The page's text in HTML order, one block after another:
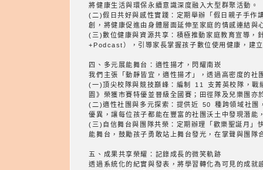
將健康生活與環保永續意識深度融入大型群聚活動。
(二)假日共好與感性實踐：定期舉辦「假日親子手
創，將健康促進由身體層面延伸至家庭的情感連結與
(三)數位健康與資源共享：積極推動家庭教育宣導，
+Podcast），引導家長掌握孩子數位使用健康，建
四、多元展能舞台：適性揚才，閃耀南崁
我們主張「動靜皆宜，適性揚才」，透過高密度的社
(一)頂尖校隊與競技巔峰：編制 11 支菁英校隊，
園》榮獲市賽特優並晉級全國賽；田徑隊及兒樂團
(二)適性社團與多元探索：提供近 50 種跨領域社團
優異，讓每位孩子都能在豐富的社團沃土中發現潛能
(三)自信舞台與團隊共榮：定期辦理「歡樂聖誕月」
能舞台，鼓勵孩子勇敢站上舞台發光，在掌聲與團隊
五、成果共享榮耀：記錄成長的微笑軌跡
透過系統化的紀實與發表，將學習轉化為可見的成就